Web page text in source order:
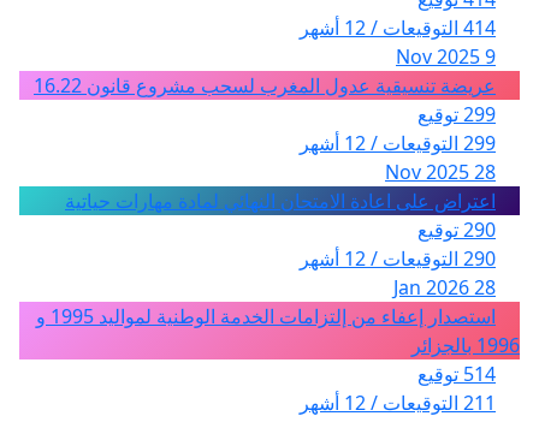
414 التوقيعات / 12 أشهر
9 Nov 2025
عريضة تنسيقية عدول المغرب لسحب مشروع قانون 16.22
299 توقيع
299 التوقيعات / 12 أشهر
28 Nov 2025
اعتراض على اعادة الامتحان النهائي لمادة مهارات حياتية
290 توقيع
290 التوقيعات / 12 أشهر
28 Jan 2026
استصدار إعفاء من إلتزامات الخدمة الوطنية لمواليد 1995 و
1996 بالجزائر
514 توقيع
211 التوقيعات / 12 أشهر